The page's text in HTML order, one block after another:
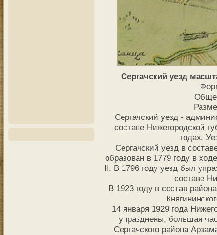
Сергачский уезд
Сергачский уезд -
составе Нижегородской
годах.
Сергачский уезд в
образован в 1779 году в
II. В 1796 году уезд был
составе
В 1923 году в состав
14 января 1929 года
упразднены, большая
Сергачского района